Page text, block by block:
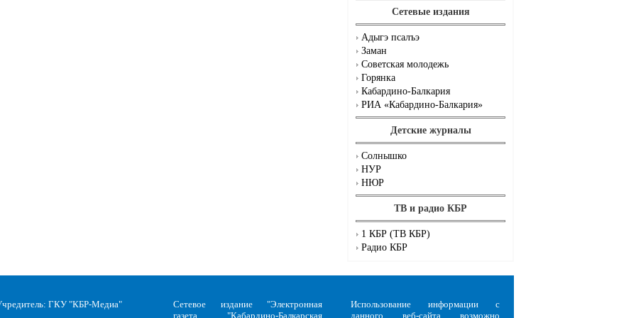
Сетевые издания
Адыгэ псалъэ
Заман
Советская молодежь
Горянка
Кабардино-Балкария
РИА «Кабардино-Балкария»
Детские журналы
Солнышко
НУР
НЮР
ТВ и радио КБР
1 КБР (ТВ КБР)
Радио КБР
ГКУ "КБР-Медиа"
Сетевое издание "Электронная
газета "Кабардино-Балкарская
Использование информации с
данного веб-сайта возможно